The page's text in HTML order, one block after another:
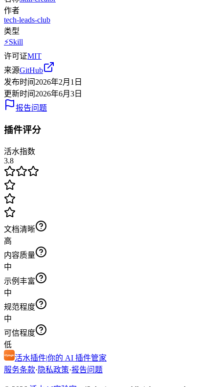
作者
tech-leads-club
类型
⚡Skill
许可证MIT
来源GitHub
发布时间 2026年2月1日
更新时间 2026年6月3日
报告问题
插件评分
活水指数
3.8
文档清晰
高
内容质量
中
示例丰富
中
规范程度
中
可信程度
低
活水插件|你的 AI 插件管家
服务条款· 隐私政策·报告问题